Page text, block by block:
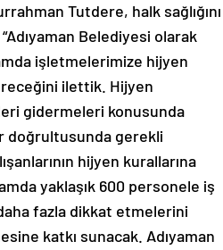
Tutdere, halk sağlığını
Belediyesi olarak
işletmelerimize hijyen
ilettik. Hijyen
gidermeleri konusunda
doğrultusunda gerekli
hijyen kurallarına
yaklaşık 600 personele iş
fazla dikkat etmelerini
katkı sunacak. Adıyaman